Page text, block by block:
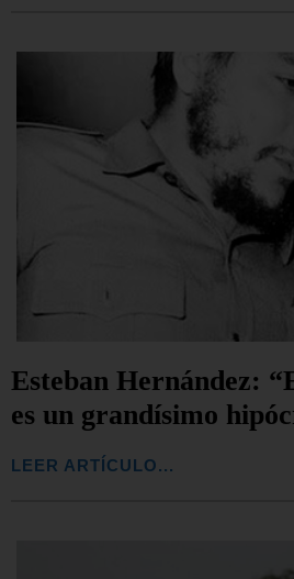
Esteban Hernández:
es un grandísimo
LEER ARTÍCULO...